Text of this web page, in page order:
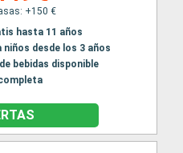
+150 €
hasta 11 años
niños desde los 3 años
bebidas disponible